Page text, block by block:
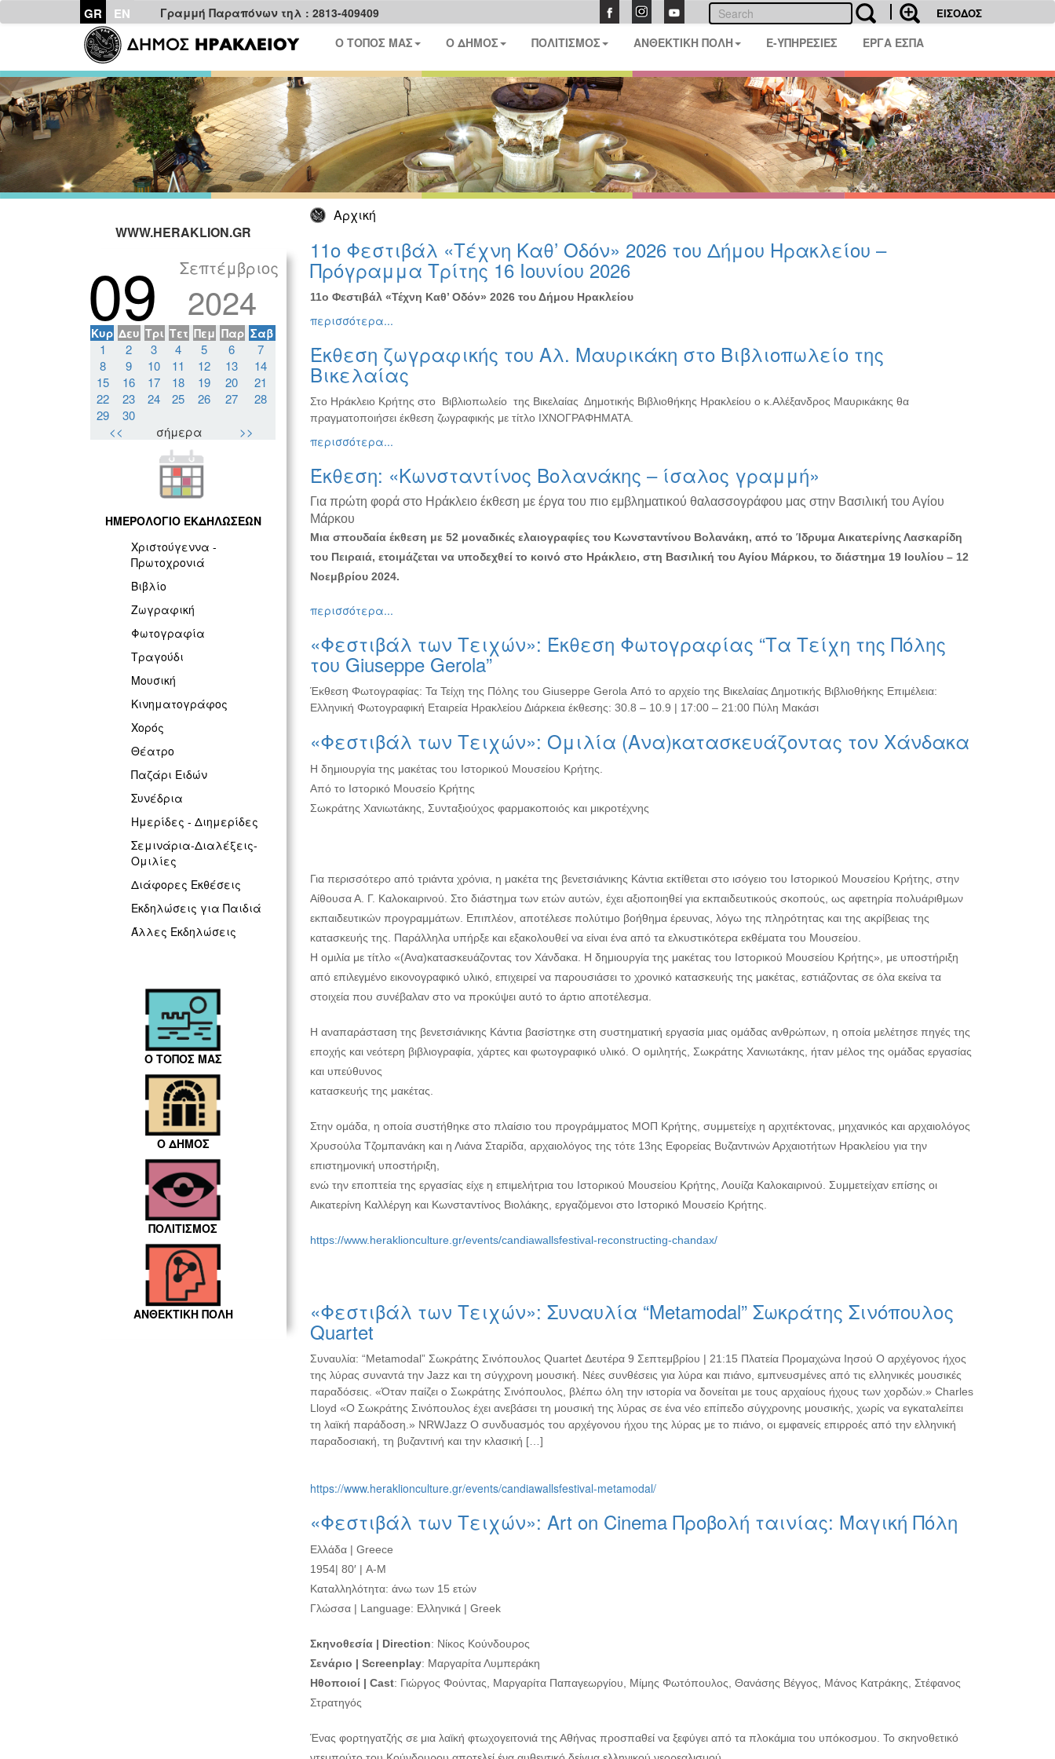
GR EN Γραμμή Παραπόνων τηλ : 2813-409409 ΕΙΣΟΔΟΣ
Ο ΤΟΠΟΣ ΜΑΣ Ο ΔΗΜΟΣ ΠΟΛΙΤΙΣΜΟΣ ΑΝΘΕΚΤΙΚΗ ΠΟΛΗ E-ΥΠΗΡΕΣΙΕΣ ΕΡΓΑ ΕΣΠΑ
Αρχική
WWW.HERAKLION.GR
09 Σεπτέμβριος
2024
Κυρ Δευ Τρι Τετ Πεμ Παρ Σαβ
1 2 3 4 5 6
7
8
9 10 11 12 13
14
15
16 17 18 19 20
21
22
23 24 25 26 27
28
29
30
<<
σήμερα >>
ΗΜΕΡΟΛΟΓΙΟ ΕΚΔΗΛΩΣΕΩΝ
Χριστούγεννα -
Πρωτοχρονιά
Βιβλίο
Ζωγραφική
Φωτογραφία
Τραγούδι
Μουσική
Κινηματογράφος
Χορός
Θέατρο
Παζάρι Ειδών
Συνέδρια
Ημερίδες - Διημερίδες
Σεμινάρια-Διαλέξεις-
Ομιλίες
Διάφορες Εκθέσεις
Εκδηλώσεις για Παιδιά
Άλλες Εκδηλώσεις
Ο ΤΟΠΟΣ ΜΑΣ
Ο ΔΗΜΟΣ
ΠΟΛΙΤΙΣΜΟΣ
ΑΝΘΕΚΤΙΚΗ ΠΟΛΗ
11ο Φεστιβάλ «Τέχνη Καθ’ Οδόν» 2026 του Δήμου Ηρακλείου –
Πρόγραμμα Τρίτης 16 Ιουνίου 2026
11ο Φεστιβάλ «Τέχνη Καθ’ Οδόν» 2026 του Δήμου Ηρακλείου
περισσότερα...
Έκθεση ζωγραφικής του Αλ. Μαυρικάκη στο Βιβλιοπωλείο της
Βικελαίας
Στο Ηράκλειο Κρήτης στο Βιβλιοπωλείο της Βικελαίας Δημοτικής Βιβλιοθήκης Ηρακλείου ο κ.Αλέξανδρος Μαυρικάκης θα
πραγματοποιήσει έκθεση ζωγραφικής με τίτλο ΙΧΝΟΓΡΑΦΗΜΑΤΑ.
περισσότερα...
Έκθεση: «Κωνσταντίνος Βολανάκης – ίσαλος γραμμή»
Για πρώτη φορά στο Ηράκλειο έκθεση με έργα του πιο εμβληματικού θαλασσογράφου μας στην Βασιλική του Αγίου
Μάρκου
Μια σπουδαία έκθεση με 52 μοναδικές ελαιογραφίες του Κωνσταντίνου Βολανάκη, από το Ίδρυμα Αικατερίνης Λασκαρίδη
του Πειραιά, ετοιμάζεται να υποδεχθεί το κοινό στο Ηράκλειο, στη Βασιλική του Αγίου Μάρκου, το διάστημα 19 Ιουλίου – 12
Νοεμβρίου 2024.
περισσότερα...
«Φεστιβάλ των Τειχών»: Έκθεση Φωτογραφίας “Τα Τείχη της Πόλης
του Giuseppe Gerola”
Έκθεση Φωτογραφίας: Τα Τείχη της Πόλης του Giuseppe Gerola Από το αρχείο της Βικελαίας Δημοτικής Βιβλιοθήκης Επιμέλεια:
Ελληνική Φωτογραφική Εταιρεία Ηρακλείου Διάρκεια έκθεσης: 30.8 – 10.9 | 17:00 – 21:00 Πύλη Μακάσι
«Φεστιβάλ των Τειχών»: Ομιλία (Ανα)κατασκευάζοντας τον Χάνδακα
Η δημιουργία της μακέτας του Ιστορικού Μουσείου Κρήτης.
Από το Ιστορικό Μουσείο Κρήτης
Σωκράτης Χανιωτάκης, Συνταξιούχος φαρμακοποιός και μικροτέχνης
Για περισσότερο από τριάντα χρόνια, η μακέτα της βενετσιάνικης Κάντια εκτίθεται στο ισόγειο του Ιστορικού Μουσείου Κρήτης, στην
Αίθουσα Α. Γ. Καλοκαιρινού. Στο διάστημα των ετών αυτών, έχει αξιοποιηθεί για εκπαιδευτικούς σκοπούς, ως αφετηρία πολυάριθμων
εκπαιδευτικών προγραμμάτων. Επιπλέον, αποτέλεσε πολύτιμο βοήθημα έρευνας, λόγω της πληρότητας και της ακρίβειας της
κατασκευής της. Παράλληλα υπήρξε και εξακολουθεί να είναι ένα από τα ελκυστικότερα εκθέματα του Μουσείου.
Η ομιλία με τίτλο «(Ανα)κατασκευάζοντας τον Χάνδακα. Η δημιουργία της μακέτας του Ιστορικού Μουσείου Κρήτης», με υποστήριξη
από επιλεγμένο εικονογραφικό υλικό, επιχειρεί να παρουσιάσει το χρονικό κατασκευής της μακέτας, εστιάζοντας σε όλα εκείνα τα
στοιχεία που συνέβαλαν στο να προκύψει αυτό το άρτιο αποτέλεσμα.
Η αναπαράσταση της βενετσιάνικης Κάντια βασίστηκε στη συστηματική εργασία μιας ομάδας ανθρώπων, η οποία μελέτησε πηγές της
εποχής και νεότερη βιβλιογραφία, χάρτες και φωτογραφικό υλικό. Ο ομιλητής, Σωκράτης Χανιωτάκης, ήταν μέλος της ομάδας εργασίας
και υπεύθυνος
κατασκευής της μακέτας.
Στην ομάδα, η οποία συστήθηκε στο πλαίσιο του προγράμματος ΜΟΠ Κρήτης, συμμετείχε η αρχιτέκτονας, μηχανικός και αρχαιολόγος
Χρυσούλα Τζομπανάκη και η Λιάνα Σταρίδα, αρχαιολόγος της τότε 13ης Εφορείας Βυζαντινών Αρχαιοτήτων Ηρακλείου για την
επιστημονική υποστήριξη,
ενώ την εποπτεία της εργασίας είχε η επιμελήτρια του Ιστορικού Μουσείου Κρήτης, Λουίζα Καλοκαιρινού. Συμμετείχαν επίσης οι
Αικατερίνη Καλλέργη και Κωνσταντίνος Βιολάκης, εργαζόμενοι στο Ιστορικό Μουσείο Κρήτης.
https://www.heraklionculture.gr/events/candiawallsfestival-reconstructing-chandax/
«Φεστιβάλ των Τειχών»: Συναυλία “Metamodal” Σωκράτης Σινόπουλος
Quartet
Συναυλία: “Metamodal” Σωκράτης Σινόπουλος Quartet Δευτέρα 9 Σεπτεμβρίου | 21:15 Πλατεία Προμαχώνα Ιησού Ο αρχέγονος ήχος
της λύρας συναντά την Jazz και τη σύγχρονη μουσική. Νέες συνθέσεις για λύρα και πιάνο, εμπνευσμένες από τις ελληνικές μουσικές
παραδόσεις. «Όταν παίζει ο Σωκράτης Σινόπουλος, βλέπω όλη την ιστορία να δονείται με τους αρχαίους ήχους των χορδών.» Charles
Lloyd «Ο Σωκράτης Σινόπουλος έχει ανεβάσει τη μουσική της λύρας σε ένα νέο επίπεδο σύγχρονης μουσικής, χωρίς να εγκαταλείπει
τη λαϊκή παράδοση.» NRWJazz Ο συνδυασμός του αρχέγονου ήχου της λύρας με το πιάνο, οι εμφανείς επιρροές από την ελληνική
παραδοσιακή, τη βυζαντινή και την κλασική […]
https://www.heraklionculture.gr/events/candiawallsfestival-metamodal/
«Φεστιβάλ των Τειχών»: Art on Cinema Προβολή ταινίας: Μαγική Πόλη
Ελλάδα | Greece
1954| 80′ | Α-Μ
Καταλληλότητα: άνω των 15 ετών
Γλώσσα | Language: Ελληνικά | Greek
Σκηνοθεσία | Direction: Νίκος Κούνδουρος
Σενάριο | Screenplay: Μαργαρίτα Λυμπεράκη
Ηθοποιοί | Cast: Γιώργος Φούντας, Μαργαρίτα Παπαγεωργίου, Μίμης Φωτόπουλος, Θανάσης Βέγγος, Μάνος Κατράκης, Στέφανος
Στρατηγός
Ένας φορτηγατζής σε μια λαϊκή φτωχογειτονιά της Αθήνας προσπαθεί να ξεφύγει από τα πλοκάμια του υπόκοσμου. Το σκηνοθετικό